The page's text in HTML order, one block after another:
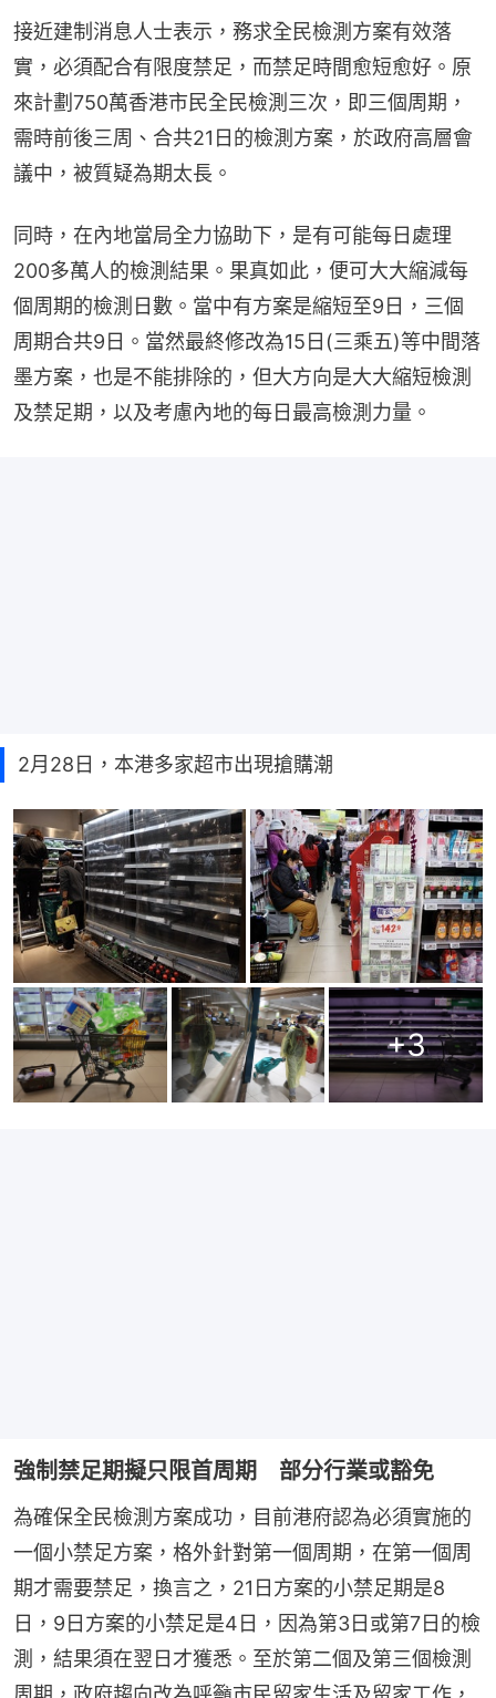
接近建制消息人士表示，務求全民檢測方案有效落
實，必須配合有限度禁足，而禁足時間愈短愈好。原
來計劃750萬香港市民全民檢測三次，即三個周期，
需時前後三周、合共21日的檢測方案，於政府高層會
議中，被質疑為期太長。
同時，在內地當局全力協助下，是有可能每日處理
200多萬人的檢測結果。果真如此，便可大大縮減每
個周期的檢測日數。當中有方案是縮短至9日，三個
周期合共9日。當然最終修改為15日(三乘五)等中間落
墨方案，也是不能排除的，但大方向是大大縮短檢測
及禁足期，以及考慮內地的每日最高檢測力量。
2月28日，本港多家超市出現搶購潮
+3
強制禁足期擬只限首周期 部分行業或豁免
為確保全民檢測方案成功，目前港府認為必須實施的
一個小禁足方案，格外針對第一個周期，在第一個周
期才需要禁足，換言之，21日方案的小禁足期是8
日，9日方案的小禁足是4日，因為第3日或第7日的檢
測，結果須在翌日才獲悉。至於第二個及第三個檢測